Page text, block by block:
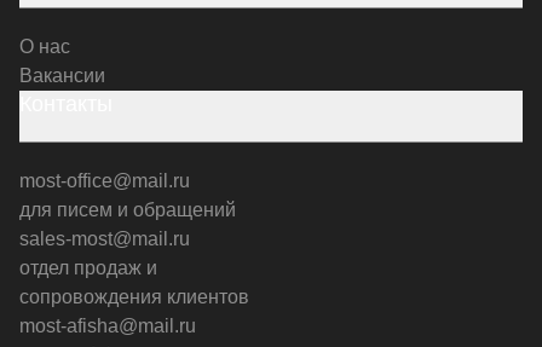
О нас
Вакансии
most-office@mail.ru
для писем и обращений
sales-most@mail.ru
отдел продаж и
сопровождения клиентов
most-afisha@mail.ru